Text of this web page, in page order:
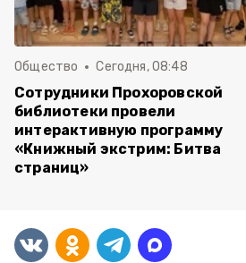
Общество Сегодня, 08:48
Сотрудники Прохоровской
библиотеки провели
интерактивную программу
«Книжный экстрим: Битва
страниц»